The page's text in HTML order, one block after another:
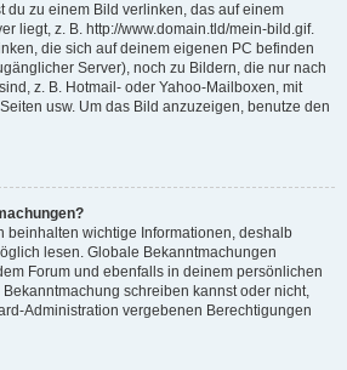
du zu einem Bild verlinken, das auf einem
liegt, z. B. http://www.domain.tld/mein-bild.gif.
die sich auf deinem eigenen PC befinden
Server), noch zu Bildern, die nur nach
z. B. Hotmail- oder Yahoo-Mailboxen, mit
usw. Um das Bild anzuzeigen, benutze den
beinhalten wichtige Informationen, deshalb
lesen. Globale Bekanntmachungen
Forum und ebenfalls in deinem persönlichen
schreiben kannst oder nicht,
Administration vergebenen Berechtigungen